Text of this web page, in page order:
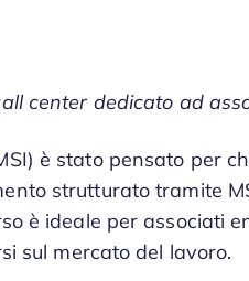
center dedicato ad
è stato pensato per
strutturato tramite
è ideale per associati
sul mercato del lavoro.